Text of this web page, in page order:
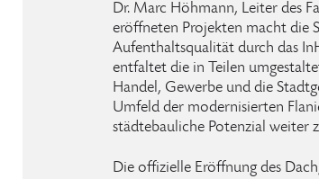
Dr. Marc Höhmann, Leiter des
eröffneten Projekten macht die
Aufenthaltsqualität durch das
entfaltet die in Teilen
Handel, Gewerbe und die
Umfeld der modernisierten
städtebauliche Potenzial weiter
Die offizielle Eröffnung des